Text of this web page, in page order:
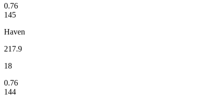
0.76
145
Haven
217.9
18
0.76
144